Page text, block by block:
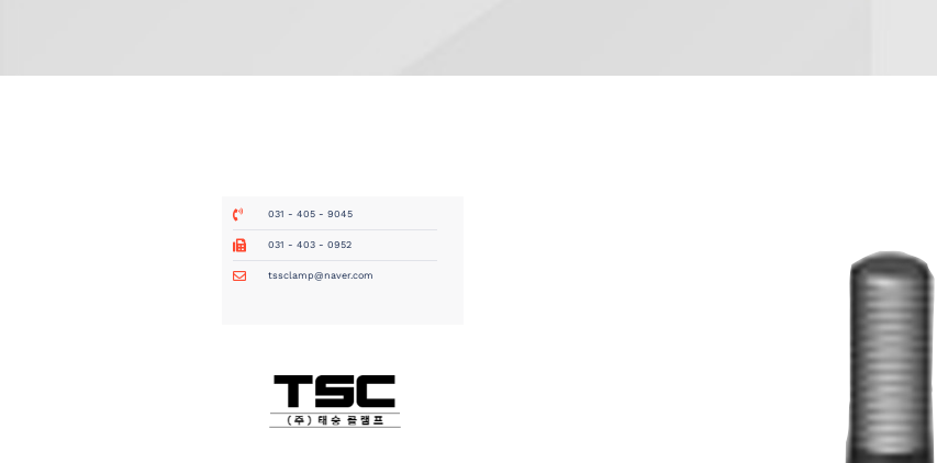
031 - 405 - 9045
031 - 403 - 0952
tssclamp@naver.com